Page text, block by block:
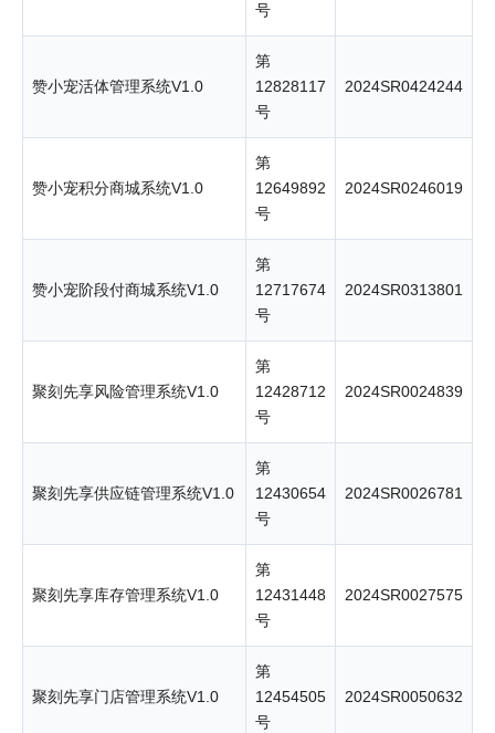
号
赞小宠活体管理系统V1.0
第
12828117
号
2024SR0424244
赞小宠积分商城系统V1.0
第
12649892
号
2024SR0246019
赞小宠阶段付商城系统V1.0
第
12717674
号
2024SR0313801
聚刻先享风险管理系统V1.0
第
12428712
号
2024SR0024839
聚刻先享供应链管理系统V1.0
第
12430654
号
2024SR0026781
聚刻先享库存管理系统V1.0
第
12431448
号
2024SR0027575
聚刻先享门店管理系统V1.0
第
12454505
号
2024SR0050632